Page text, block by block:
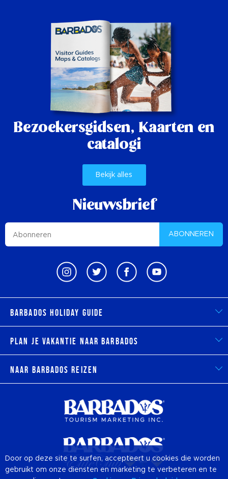
Bezoekersgidsen, Kaarten en
catalogi
Bekijk alles
Nieuwsbrief
ABONNEREN
Barbados Holiday Guide
Plan je vakantie naar Barbados
Naar Barbados reizen
Door op deze site te surfen, accepteert u cookies die worden
gebruikt om onze diensten en marketing te verbeteren en te